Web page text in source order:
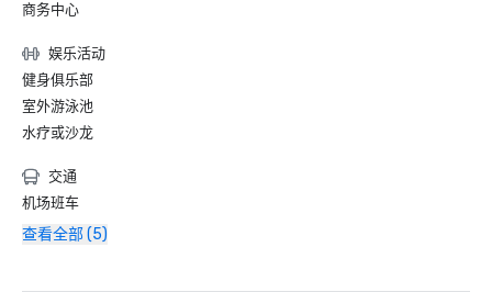
商务中心
娱乐活动
健身俱乐部
室外游泳池
水疗或沙龙
交通
机场班车
查看全部 (5)